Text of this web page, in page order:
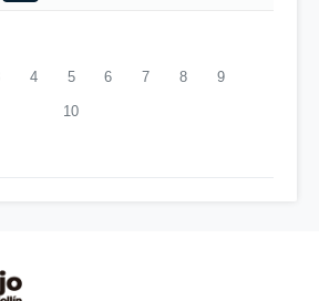
4 5 6 7 8 9
10